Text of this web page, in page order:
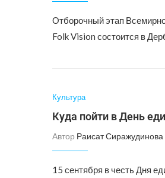
Отборочный этап
Folk Vision состоится в
Культура
Куда пойти в День
Автор Раисат Сиражудинова
15 сентября в честь Дня